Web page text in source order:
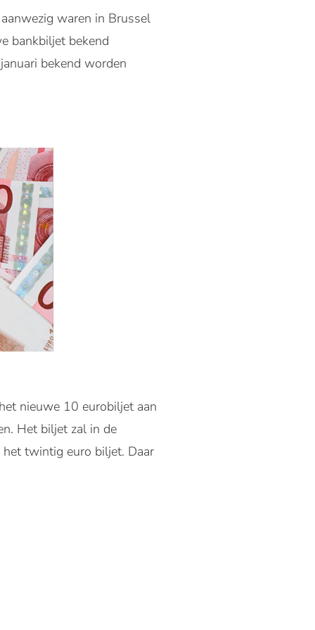
waren in Brussel
bankbiljet bekend
bekend worden
nieuwe 10 eurobiljet aan
Het biljet zal in de
het twintig euro biljet. Daar